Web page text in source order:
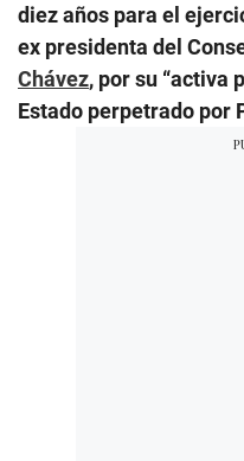
diez años para el
ex presidenta del
Chávez, por su “activa
Estado perpetrado por